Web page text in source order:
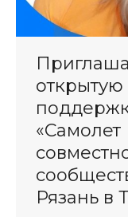
открытую
Рязань в